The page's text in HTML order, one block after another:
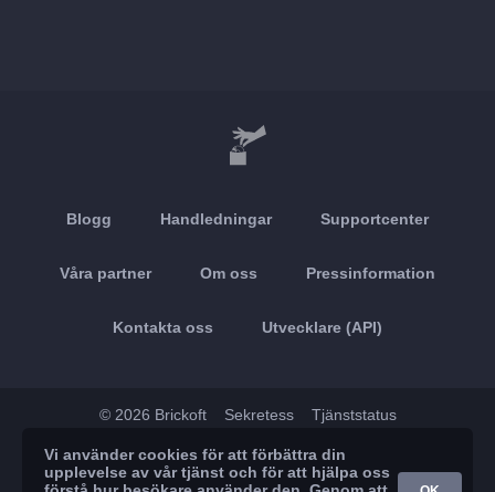
Blogg Handledningar Supportcenter
Våra partner Om oss Pressinformation
Kontakta oss Utvecklare (API)
© 2026 Brickoft Sekretess Tjänststatus
App Store Google Play
Vi använder cookies för att förbättra din
upplevelse av vår tjänst och för att hjälpa oss